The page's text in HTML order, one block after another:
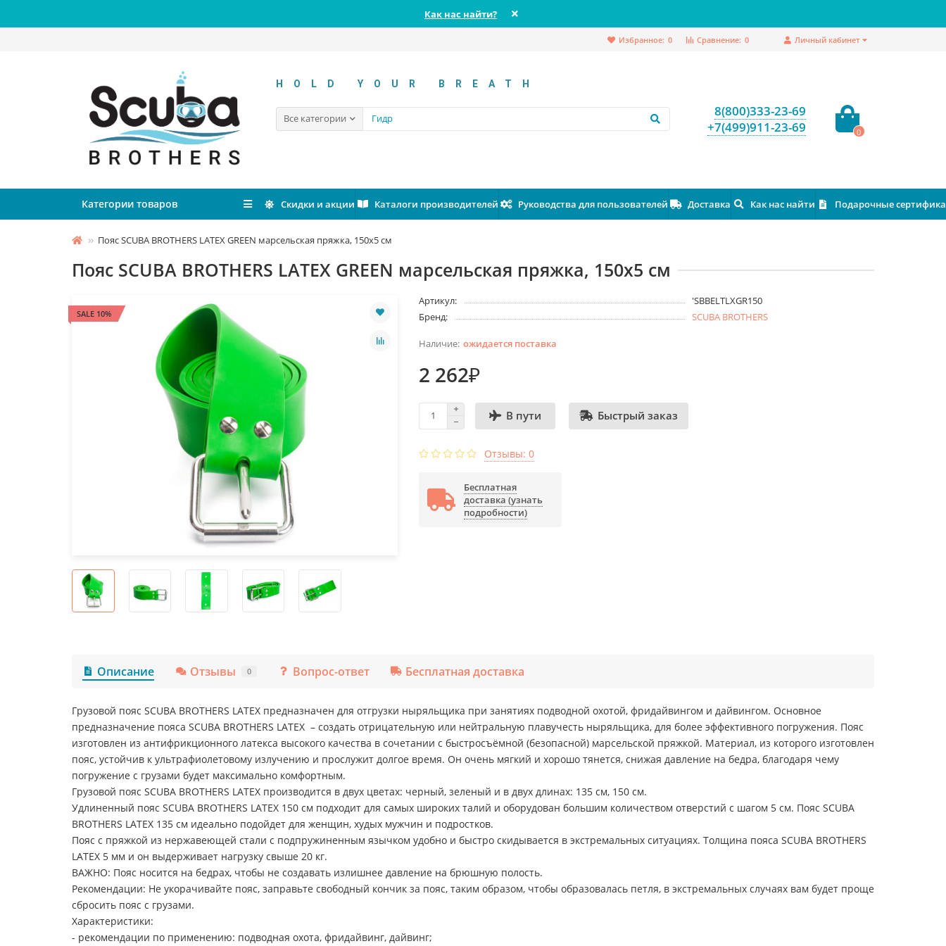
Как нас найти?
Личный кабинет
Сравнение: 0
Избранное: 0
HOLD YOUR BREATH
Все категории
8(800)333-23-69
+7(499)911-23-69
0
Категории товаров Скидки и акции Каталоги производителей Руководства для пользователей Доставка Как нас найти Подарочные
Пояс SCUBA BROTHERS LATEX GREEN марсельская пряжка, 150х5 см
Пояс SCUBA BROTHERS LATEX GREEN марсельская пряжка, 150х5 см
SALE 10%
Артикул:
'SBBELTLXGR150
Бренд:
SCUBA BROTHERS
ожидается поставка
2 262₽
В пути Быстрый заказ
Отзывы: 0
Бесплатная
доставка (узнать
подробности)
Описание Отзывы 0 Вопрос-ответ Бесплатная доставка
Грузовой пояс SCUBA BROTHERS LATEX предназначен для отгрузки ныряльщика при занятиях подводной охотой, фридайвингом и дайвингом. Основное
предназначение пояса SCUBA BROTHERS LATEX – создать отрицательную или нейтральную плавучесть ныряльщика, для более эффективного погружения. Пояс
изготовлен из антифрикционного латекса высокого качества в сочетании с быстросъёмной (безопасной) марсельской пряжкой. Материал, из которого изготовлен
пояс, устойчив к ультрафиолетовому излучению и прослужит долгое время. Он очень мягкий и хорошо тянется, снижая давление на бедра, благодаря чему
погружение с грузами будет максимально комфортным.
Грузовой пояс SCUBA BROTHERS LATEX производится в двух цветах: черный, зеленый и в двух длинах: 135 см, 150 см.
Удлиненный пояс SCUBA BROTHERS LATEX 150 см подходит для самых широких талий и оборудован большим количеством отверстий с шагом 5 см. Пояс SCUBA
BROTHERS LATEX 135 см идеально подойдет для женщин, худых мужчин и подростков.
Пояс с пряжкой из нержавеющей стали с подпружиненным язычком удобно и быстро скидывается в экстремальных ситуациях. Толщина пояса SCUBA BROTHERS
LATEX 5 мм и он выдерживает нагрузку свыше 20 кг.
ВАЖНО: Пояс носится на бедрах, чтобы не создавать излишнее давление на брюшную полость.
Рекомендации: Не укорачивайте пояс, заправьте свободный кончик за пояс, таким образом, чтобы образовалась петля, в экстремальных случаях вам будет проще
сбросить пояс с грузами.
Характеристики:
- рекомендации по применению: подводная охота, фридайвинг, дайвинг;